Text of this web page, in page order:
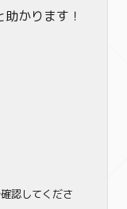
かります！
認してくださ